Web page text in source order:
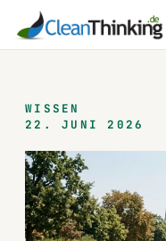
springen
WISSEN
22. JUNI 2026